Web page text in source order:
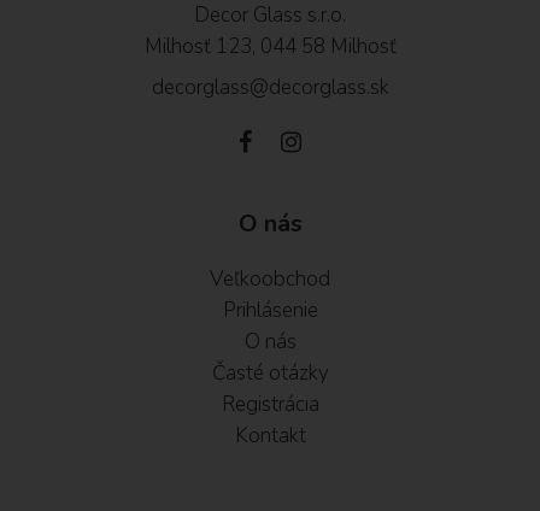
Decor Glass s.r.o.
Milhosť 123, 044 58 Milhosť
decorglass@decorglass.sk
O nás
Veľkoobchod
Prihlásenie
O nás
Časté otázky
Registrácia
Kontakt